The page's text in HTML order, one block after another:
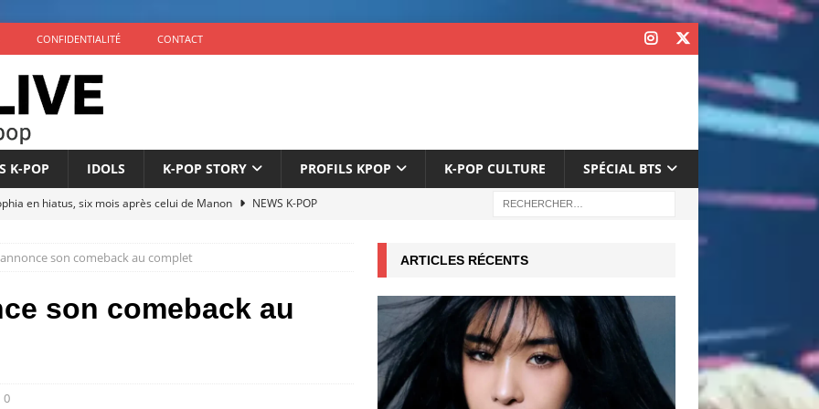
CONFIDENTIALITÉ CONTACT
K-POP IDOLS K-POP STORY PROFILS KPOP K-POP CULTURE SPÉCIAL BTS
en hiatus, six mois après celui de Manon
NEWS K-POP
au complet pour son 10e anniversaire
son comeback avec l’EP ‘The Phase’ le 4 septembre
annonce son comeback au complet
son comeback au
0
ARTICLES RÉCENTS